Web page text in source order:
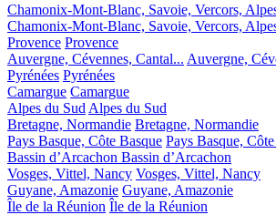
Chamonix-Mont-Blanc, Savoie, Vercors,
Chamonix-Mont-Blanc, Savoie, Vercors,
Provence Provence
Auvergne, Cévennes, Cantal... Auvergne,
Pyrénées Pyrénées
Camargue Camargue
Alpes du Sud Alpes du Sud
Bretagne, Normandie Bretagne, Normandie
Pays Basque, Côte Basque Pays Basque,
Bassin d’Arcachon Bassin d’Arcachon
Vosges, Vittel, Nancy Vosges, Vittel, Nancy
Guyane, Amazonie Guyane, Amazonie
Île de la Réunion Île de la Réunion